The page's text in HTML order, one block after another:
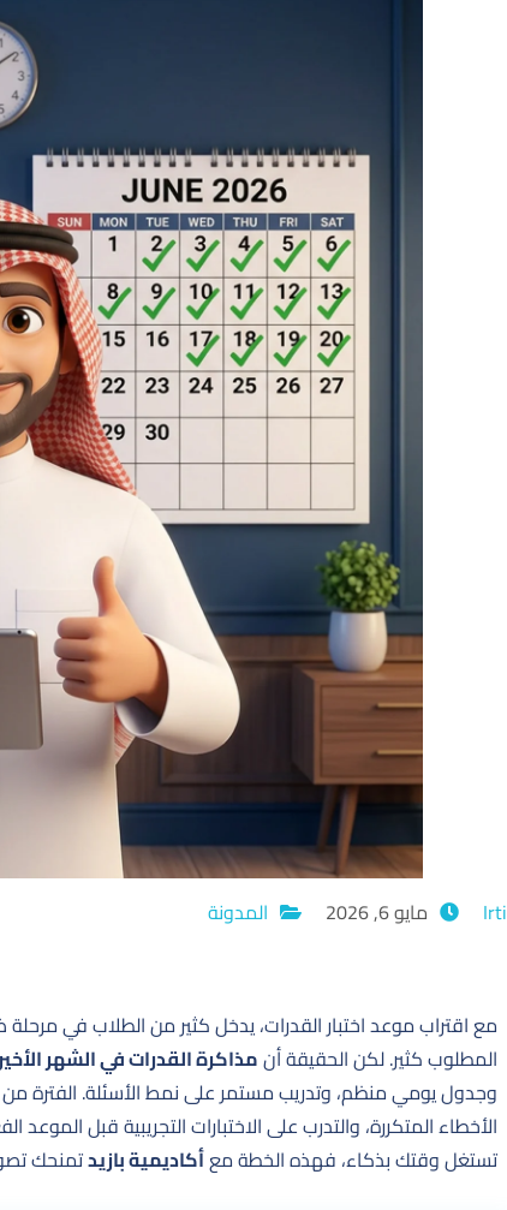
Irti مايو 6, 2026 المدونة
مع اقتراب موعد اختبار القدرات، يدخل كثير من الطلاب في
المطلوب كثير. لكن الحقيقة أنمذاكرة القدرات في الشهر
وجدول يومي منظم، وتدريب مستمر على نمط الأسئلة. الفترة من
الأخطاء المتكررة، والتدرب على الاختبارات التجريبية قبل
تستغل وقتك بذكاء، فهذه الخطة معأكاديمية بازيدتمنحك